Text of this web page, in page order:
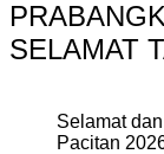
SELAMAT
Selamat
Pacitan